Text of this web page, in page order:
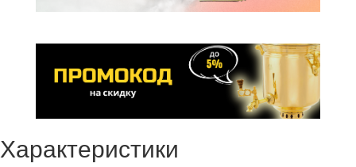
Характеристики